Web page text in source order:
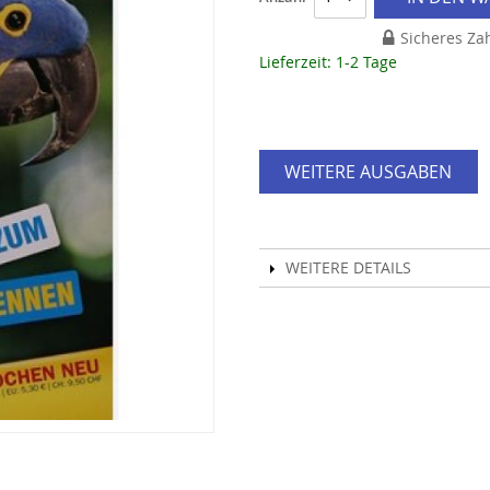
Sicheres
Lieferzeit: 1-2 Tage
WEITERE AUSGABEN
WEITERE DETAILS